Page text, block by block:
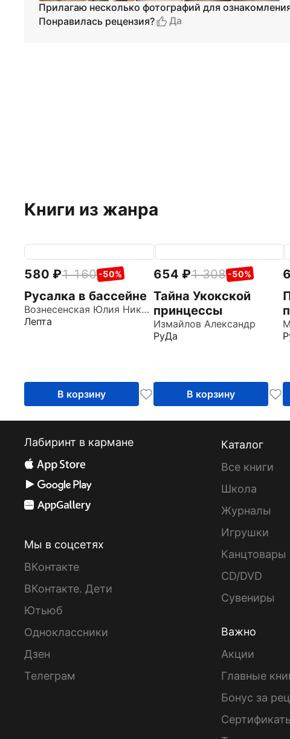
Прилагаю несколько фотографий для
Понравилась рецензия?
Да
Книги из жанра
580 1 160 -50%
Русалка в бассейне
Вознесенская Юлия Николаевна
Лепта
В корзину
654 1 308 -50%
Тайна Укокской
принцессы
Измайлов Александр
РуДа
В корзину
Лабиринт в кармане
Мы в соцсетях
ВКонтакте
ВКонтакте. Дети
Ютьюб
Одноклассники
Дзен
Телеграм
Каталог
Все книги
Школа
Журналы
Игрушки
Канцтовары
CD/DVD
Сувениры
Важно
Акции
Главные
Бонус за